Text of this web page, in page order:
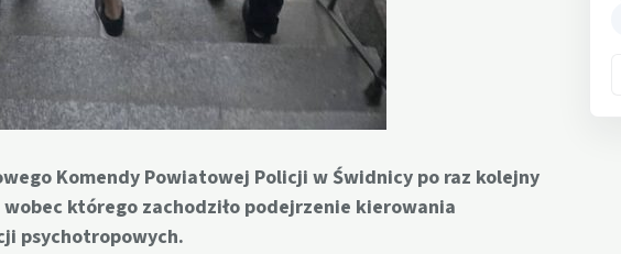
Komendy Powiatowej Policji w Świdnicy po raz kolejny
którego zachodziło podejrzenie kierowania
psychotropowych.